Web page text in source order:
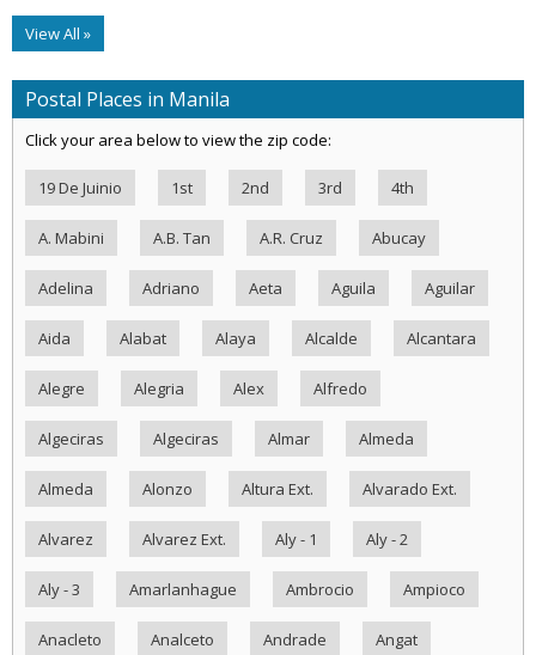
View All »
Postal Places in Manila
Click your area below to view the zip code:
19 De Juinio 1st 2nd 3rd 4th
A. Mabini A.B. Tan A.R. Cruz Abucay
Adelina Adriano Aeta Aguila Aguilar
Aida Alabat Alaya Alcalde Alcantara
Alegre Alegria Alex Alfredo
Algeciras Algeciras Almar Almeda
Almeda Alonzo Altura Ext. Alvarado Ext.
Alvarez Alvarez Ext. Aly - 1 Aly - 2
Aly - 3 Amarlanhague Ambrocio Ampioco
Anacleto Analceto Andrade Angat